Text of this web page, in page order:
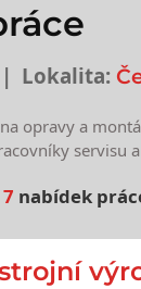
Lokalita:
opravy a
servisu
7 nabídek